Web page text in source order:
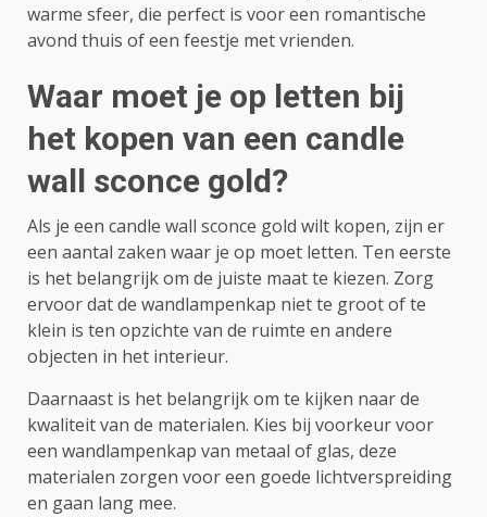
warme sfeer, die perfect is voor een romantische
avond thuis of een feestje met vrienden.
Waar moet je op letten bij
het kopen van een candle
wall sconce gold?
Als je een candle wall sconce gold wilt kopen, zijn er
een aantal zaken waar je op moet letten. Ten eerste
is het belangrijk om de juiste maat te kiezen. Zorg
ervoor dat de wandlampenkap niet te groot of te
klein is ten opzichte van de ruimte en andere
objecten in het interieur.
Daarnaast is het belangrijk om te kijken naar de
kwaliteit van de materialen. Kies bij voorkeur voor
een wandlampenkap van metaal of glas, deze
materialen zorgen voor een goede lichtverspreiding
en gaan lang mee.